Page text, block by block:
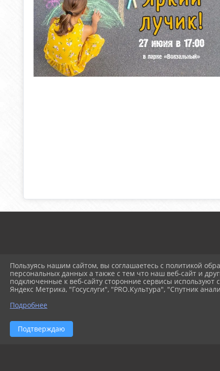
© 2025 Муниципальное
Пользуясь нашим сайтом, вы соглашаетесь с политикой
персональных данных а также с тем что наш веб-сайт и
подключенные к веб-сайту сторонние сервисы используют
Яндекс Метрика, "Госуслуги", "PRO.Культура", "Спутник
Подробнее
Подтверждаю